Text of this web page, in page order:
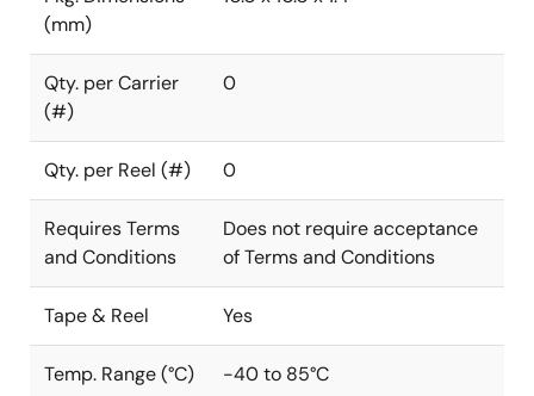
(mm)
Qty. per Carrier
(#)
0
Qty. per Reel (#) 0
Requires Terms
and Conditions
Does not require acceptance
of Terms and Conditions
Tape & Reel Yes
Temp. Range (°C) -40 to 85°C